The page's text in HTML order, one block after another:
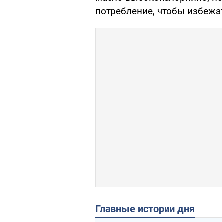
потребление, чтобы
Главные истории дня